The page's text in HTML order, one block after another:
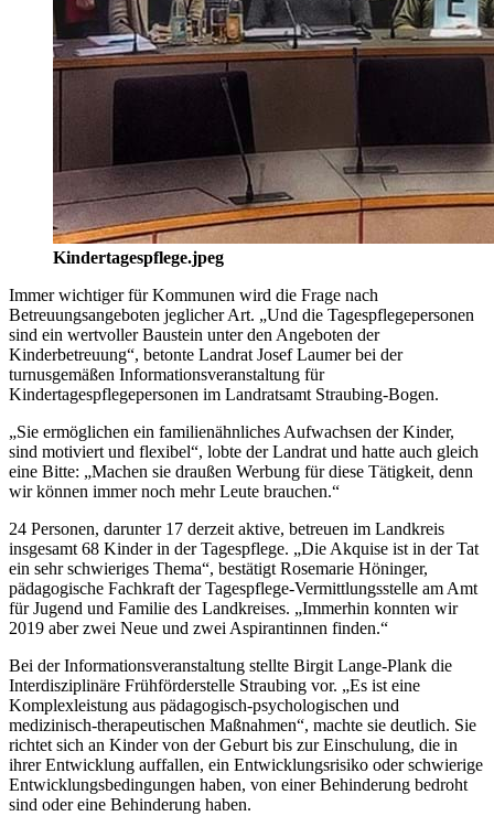
Kindertagespflege.jpeg
Immer wichtiger für Kommunen wird die Frage nach
Betreuungsangeboten jeglicher Art. „Und die Tagespflegepersonen
sind ein wertvoller Baustein unter den Angeboten der
Kinderbetreuung“, betonte Landrat Josef Laumer bei der
turnusgemäßen Informationsveranstaltung für
Kindertagespflegepersonen im Landratsamt Straubing-Bogen.
„Sie ermöglichen ein familienähnliches Aufwachsen der Kinder,
sind motiviert und flexibel“, lobte der Landrat und hatte auch gleich
eine Bitte: „Machen sie draußen Werbung für diese Tätigkeit, denn
wir können immer noch mehr Leute brauchen.“
24 Personen, darunter 17 derzeit aktive, betreuen im Landkreis
insgesamt 68 Kinder in der Tagespflege. „Die Akquise ist in der Tat
ein sehr schwieriges Thema“, bestätigt Rosemarie Höninger,
pädagogische Fachkraft der Tagespflege-Vermittlungsstelle am Amt
für Jugend und Familie des Landkreises. „Immerhin konnten wir
2019 aber zwei Neue und zwei Aspirantinnen finden.“
Bei der Informationsveranstaltung stellte Birgit Lange-Plank die
Interdisziplinäre Frühförderstelle Straubing vor. „Es ist eine
Komplexleistung aus pädagogisch-psychologischen und
medizinisch-therapeutischen Maßnahmen“, machte sie deutlich. Sie
richtet sich an Kinder von der Geburt bis zur Einschulung, die in
ihrer Entwicklung auffallen, ein Entwicklungsrisiko oder schwierige
Entwicklungsbedingungen haben, von einer Behinderung bedroht
sind oder eine Behinderung haben.